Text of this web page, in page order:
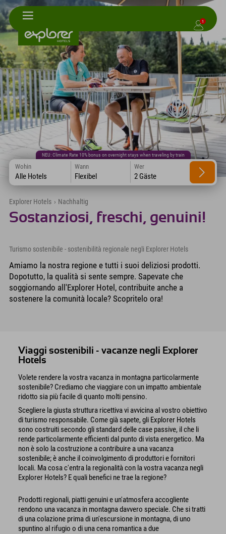
1
NEU: Climate Rate 10% bonus on overnight stays when traveling by train
Wohin
Alle Hotels
Wann
Flexibel
Wer
2 Gäste
Explorer Hotels › Nachhaltig
Sostanziosi, freschi, genuini!
Turismo sostenibile - sostenibilità regionale negli Explorer Hotels
Amiamo la nostra regione e tutti i suoi deliziosi prodotti.
Dopotutto, la qualità si sente sempre. Sapevate che
soggiornando all'Explorer Hotel, contribuite anche a
sostenere la comunità locale? Scopritelo ora!
Viaggi sostenibili - vacanze negli Explorer
Hotels
Volete rendere la vostra vacanza in montagna particolarmente
sostenibile? Crediamo che viaggiare con un impatto ambientale
ridotto sia più facile di quanto molti pensino.
Scegliere la giusta struttura ricettiva vi avvicina al vostro obiettivo
di turismo responsabile. Come già sapete, gli Explorer Hotels
sono costruiti secondo gli standard delle case passive, il che li
rende particolarmente efficienti dal punto di vista energetico. Ma
non è solo la costruzione a contribuire a una vacanza
sostenibile; è anche il coinvolgimento di produttori e fornitori
locali. Ma cosa c'entra la regionalità con la vostra vacanza negli
Explorer Hotels? E quali benefici ne trae la regione?
Prodotti regionali, piatti genuini e un'atmosfera accogliente
rendono una vacanza in montagna davvero speciale. Che si tratti
di una colazione prima di un'escursione in montagna, di uno
spuntino al rifugio o di una cena romantica a due